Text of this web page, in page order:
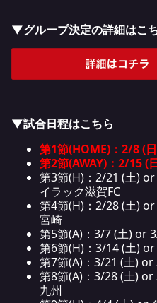
▼グループ決定の詳細はこ
▼試合日程はこちら
第1節(HOME)：2/8 (
第2節(AWAY)：2/15 (
第3節(H)：2/21 (土)
イラック滋賀FC
第4節(H)：2/28 (土)
宮崎
第5節(A)：3/7 (土) or
第6節(H)：3/14 (土)
第7節(A)：3/21 (土)
第8節(A)：3/28 (土)
九州